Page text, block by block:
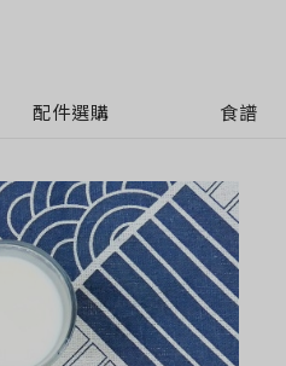
配件選購 食譜